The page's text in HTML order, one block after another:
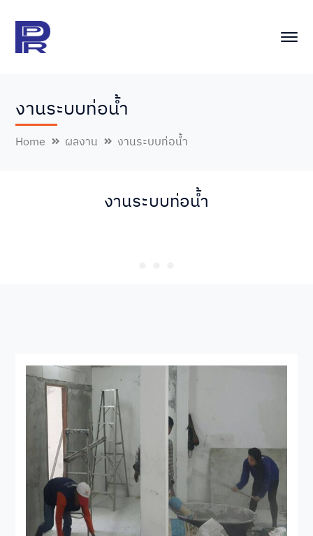
งานระบบท่อน้ำ
Home ผลงาน งานระบบท่อน้ำ
งานระบบท่อน้ำ